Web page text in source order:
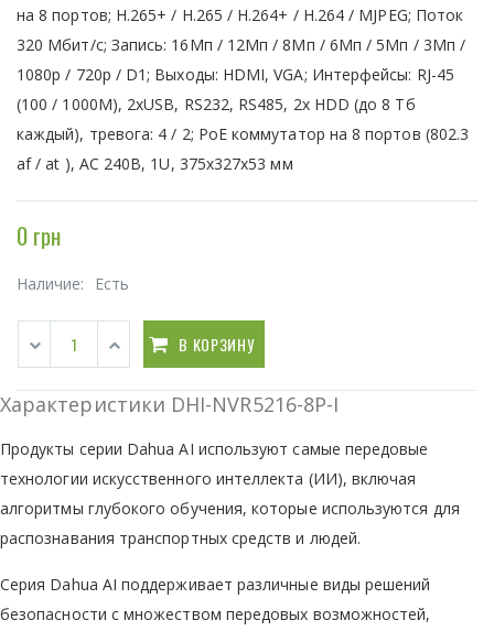
на 8 портов; H.265+ / H.265 / H.264+ / H.264 / MJPEG; Поток
320 Мбит/с; Запись: 16Мп / 12Мп / 8Мп / 6Мп / 5Мп / 3Мп /
1080р / 720p / D1; Выходы: HDMI, VGA; Интерфейсы: RJ-45
(100 / 1000М), 2xUSB, RS232, RS485, 2х HDD (до 8 Тб
каждый), тревога: 4 / 2; PoE коммутатор на 8 портов (802.3
af / at ), AC 240В, 1U, 375x327x53 мм
0 грн
Наличие: Есть
В КОРЗИНУ
Характеристики DHI-NVR5216-8P-I
Продукты серии Dahua AI используют самые передовые
технологии искусственного интеллекта (ИИ), включая
алгоритмы глубокого обучения, которые используются для
распознавания транспортных средств и людей.
Серия Dahua AI поддерживает различные виды решений
безопасности с множеством передовых возможностей,